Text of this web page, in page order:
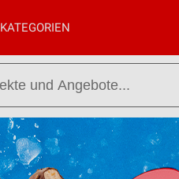
KATEGORIEN